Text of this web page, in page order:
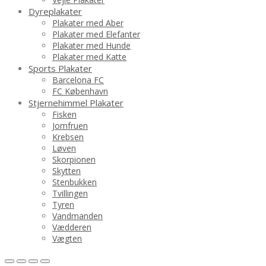
Dyreplakater
Plakater med Aber
Plakater med Elefanter
Plakater med Hunde
Plakater med Katte
Sports Plakater
Barcelona FC
FC København
Stjernehimmel Plakater
Fisken
Jomfruen
Krebsen
Løven
Skorpionen
Skytten
Stenbukken
Tvillingen
Tyren
Vandmanden
Vædderen
Vægten